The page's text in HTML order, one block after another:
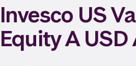
Invesco US
Equity A USD